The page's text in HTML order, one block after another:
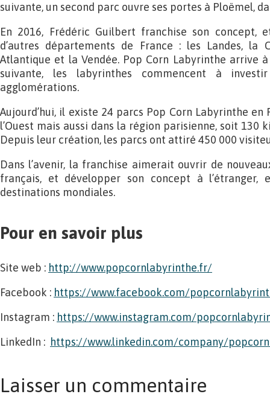
suivante, un second parc ouvre ses portes à Ploëmel,
En 2016, Frédéric Guilbert franchise son concept,
d’autres départements de France : les Landes, la
Atlantique et la Vendée. Pop Corn Labyrinthe arrive à
suivante, les labyrinthes commencent à
agglomérations.
Aujourd’hui, il existe 24 parcs Pop Corn Labyrinthe en
l’Ouest mais aussi dans la région parisienne, soit 130
Depuis leur création, les parcs ont attiré 450 000
Dans l’avenir, la franchise aimerait ouvrir de
français, et développer son concept à l’étranger,
destinations mondiales.
Pour en savoir plus
Site web : http://www.popcornlabyrinthe.fr/
Facebook : https://www.facebook.com/
Instagram : https://www.instagram.com/
LinkedIn : https://www.linkedin.com/company/
Laisser un commentaire